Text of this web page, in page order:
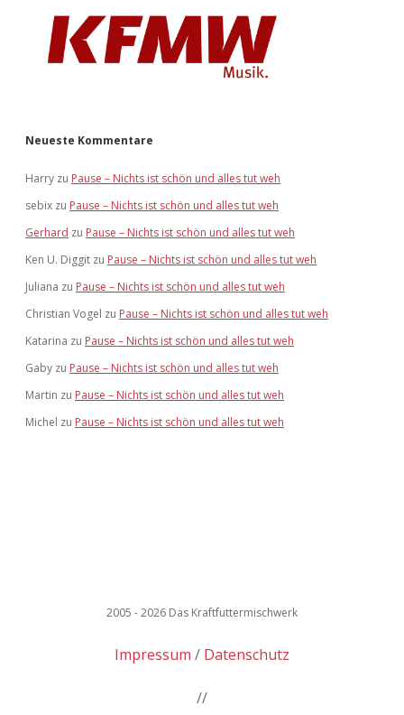
Neueste Kommentare
Harry zu Pause – Nichts ist schön und alles tut weh
sebix zu Pause – Nichts ist schön und alles tut weh
Gerhard zu Pause – Nichts ist schön und alles tut weh
Ken U. Diggit zu Pause – Nichts ist schön und alles tut weh
Juliana zu Pause – Nichts ist schön und alles tut weh
Christian Vogel zu Pause – Nichts ist schön und alles tut weh
Katarina zu Pause – Nichts ist schön und alles tut weh
Gaby zu Pause – Nichts ist schön und alles tut weh
Martin zu Pause – Nichts ist schön und alles tut weh
Michel zu Pause – Nichts ist schön und alles tut weh
2005 - 2026 Das Kraftfuttermischwerk
Impressum Datenschutz
//